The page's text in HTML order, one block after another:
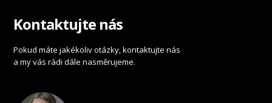
Kontaktujte nás
Pokud máte jakékoliv otázky, kontaktujte nás
a my vás rádi dále nasměrujeme.